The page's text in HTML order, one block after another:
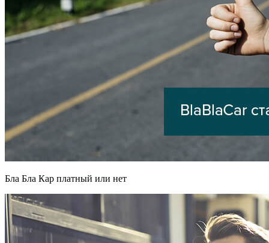
Бла Бла Кар платный или нет